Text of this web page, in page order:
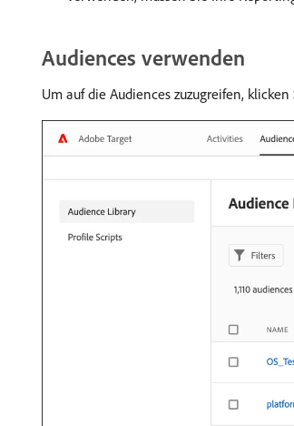
Audiences verwenden
Um auf die Audiences zuzugreifen,